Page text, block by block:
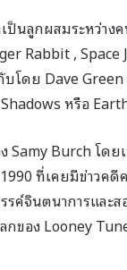
นลูกผสมระหว่าง
Rabbit , Space
โดย Dave
หรือ
Burch โดยเ
ที่เคยมีข่าวคดี
รค์จินตนาการแล
ลกของ Looney